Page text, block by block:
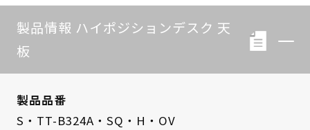
製品情報 ハイポジションデスク 天
板
製品品番
S・TT-B324A・SQ・H・OV